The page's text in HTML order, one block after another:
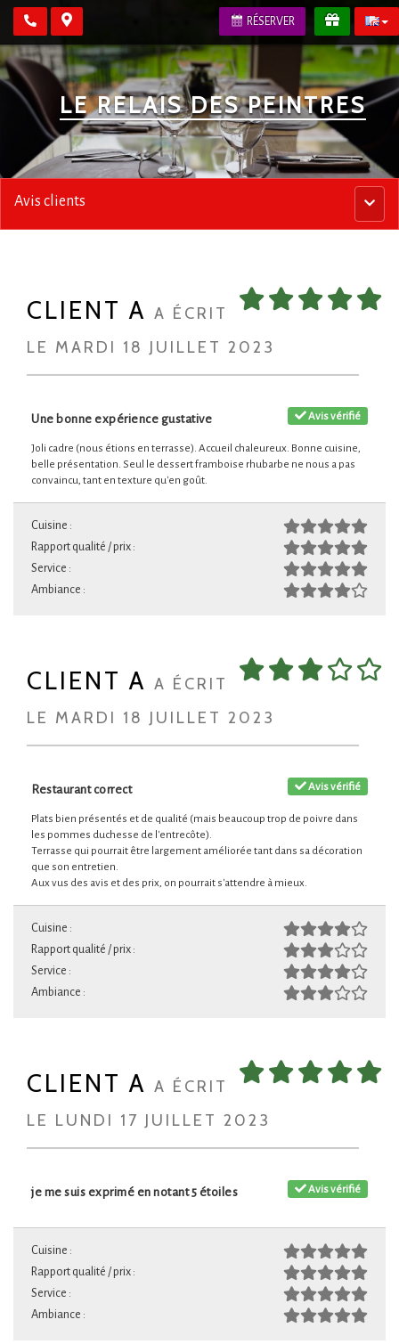
RÉSERVER
LE RELAIS DES PEINTRES
Menu
Avis clients
CLIENT A A ÉCRIT
LE MARDI 18 JUILLET 2023
Avis vérifié
Une bonne expérience gustative
Joli cadre (nous étions en terrasse). Accueil chaleureux. Bonne cuisine,
belle présentation. Seul le dessert framboise rhubarbe ne nous a pas
convaincu, tant en texture qu'en goût.
Cuisine :
Rapport qualité / prix :
Service :
Ambiance :
CLIENT A A ÉCRIT
LE MARDI 18 JUILLET 2023
Avis vérifié
Restaurant correct
Plats bien présentés et de qualité (mais beaucoup trop de poivre dans
les pommes duchesse de l'entrecôte).
Terrasse qui pourrait être largement améliorée tant dans sa décoration
que son entretien.
Aux vus des avis et des prix, on pourrait s'attendre à mieux.
Cuisine :
Rapport qualité / prix :
Service :
Ambiance :
CLIENT A A ÉCRIT
LE LUNDI 17 JUILLET 2023
Avis vérifié
je me suis exprimé en notant 5 étoiles
Cuisine :
Rapport qualité / prix :
Service :
Ambiance :